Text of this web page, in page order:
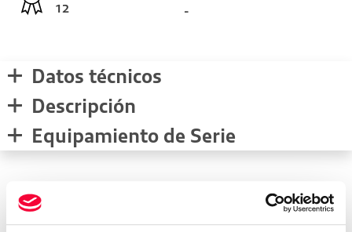
12
-
Datos técnicos
Descripción
Equipamiento de Serie
Medidas del vehículo